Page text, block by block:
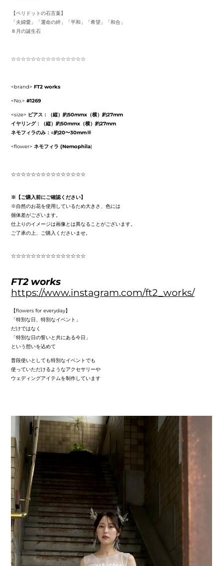
【ペリドットの石言葉】
「夫婦愛」「運命の絆」「平和」「希望」「和合」
８月の誕生石
☆☆☆☆☆☆☆☆☆☆☆☆☆☆☆
<brand> FT2 works
<No.> #1269
<size> ピアス：（縦）約50mmx（横）約27mm
イヤリング：（縦）約50mmx（横）約27mm
ネモフィラのみ：○約20〜30mm※
<flower> ネモフィラ (Nemophila)
☆☆☆☆☆☆☆☆☆☆☆☆☆☆☆
※【ご購入前にご確認ください】
※自然のお花を使用しているため大きさ、色には
個体差がございます。
仕上りのイメージは画像とは異なることがございます。
ご了承の上、ご購入くださいませ。
☆☆☆☆☆☆☆☆☆☆☆☆☆☆☆
FT2 works
https://www.instagram.com/ft2_works/
【flowers for everyday】
「特別な日、特別なイベント」
だけではなく
「特別な日の誓いと共にある今日」
という想いを込めて
普段使いとしても特別なイベントでも
使っていただけるようなアクセサリーや
ウェディングアイテムを制作しています